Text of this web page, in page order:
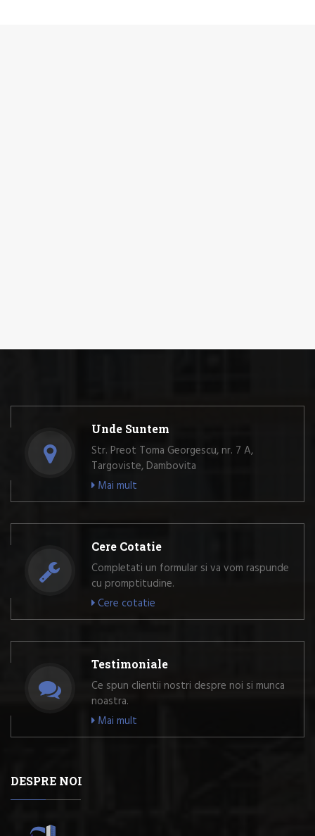
Unde Suntem
Str. Preot Toma Georgescu, nr. 7 A,
Targoviste, Dambovita
Mai mult
Cere Cotatie
Completati un formular si va vom raspunde
cu promptitudine.
Cere cotatie
Testimoniale
Ce spun clientii nostri despre noi si munca
noastra.
Mai mult
DESPRE NOI